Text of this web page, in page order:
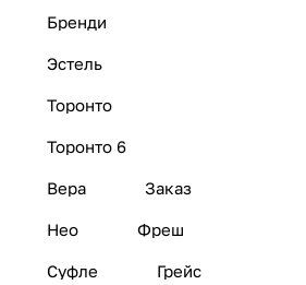
Бренди
Эстель
Торонто
Торонто 6
Вера Заказ
Нео Фреш
Суфле Грейс